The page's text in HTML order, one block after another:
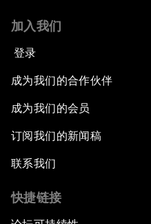
加入我们
登录
成为我们的合作伙伴
成为我们的会员
订阅我们的新闻稿
联系我们
快捷链接